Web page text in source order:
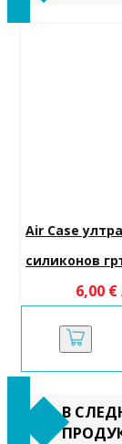
Air Case
силиконов
6,00
В